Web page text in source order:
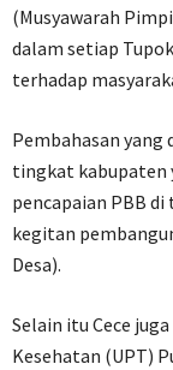
(Musyawarah
dalam setiap
terhadap
Pembahasan yang
tingkat kabupaten
pencapaian PBB
kegitan
Desa).
Selain itu Cece
Kesehatan (UPT)